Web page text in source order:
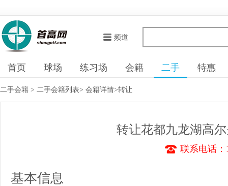
频道
首页 球场 练习场 会籍 二手 特惠
二手会籍 > 二手会籍列表> 会籍详情>转让
转让花都九龙湖高
联系电话：
基本信息